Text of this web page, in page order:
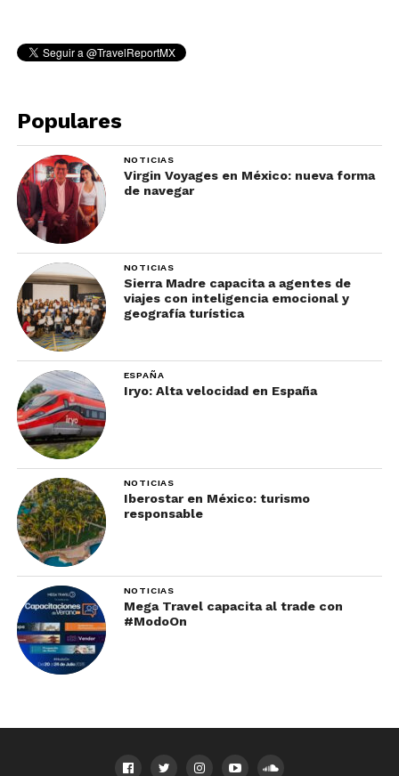
Populares
NOTICIAS
Virgin Voyages en México: nueva forma
de navegar
NOTICIAS
Sierra Madre capacita a agentes de
viajes con inteligencia emocional y
geografía turística
ESPAÑA
Iryo: Alta velocidad en España
NOTICIAS
Iberostar en México: turismo
responsable
NOTICIAS
Mega Travel capacita al trade con
#ModoOn